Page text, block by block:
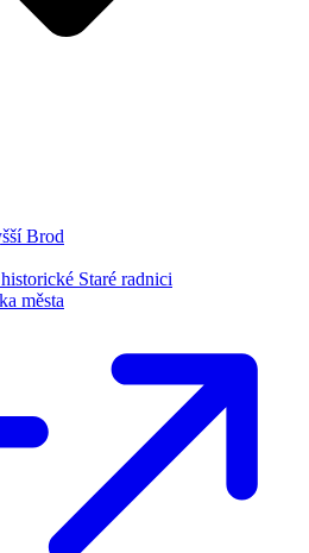
Brod
Staré radnici
města